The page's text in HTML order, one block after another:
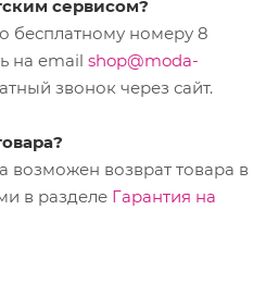
сервисом?
бесплатному номеру 8
на email shop@moda-
звонок через сайт.
возврат товара в
в разделе Гарантия на